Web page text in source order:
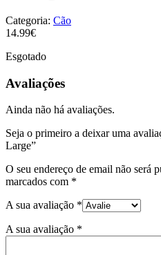
Categoria: Cão
14.99€
Esgotado
Avaliações
Ainda não há avaliações.
Seja o primeiro a deixar uma
Large”
O seu endereço de email não será
marcados com *
A sua avaliação *
A sua avaliação *